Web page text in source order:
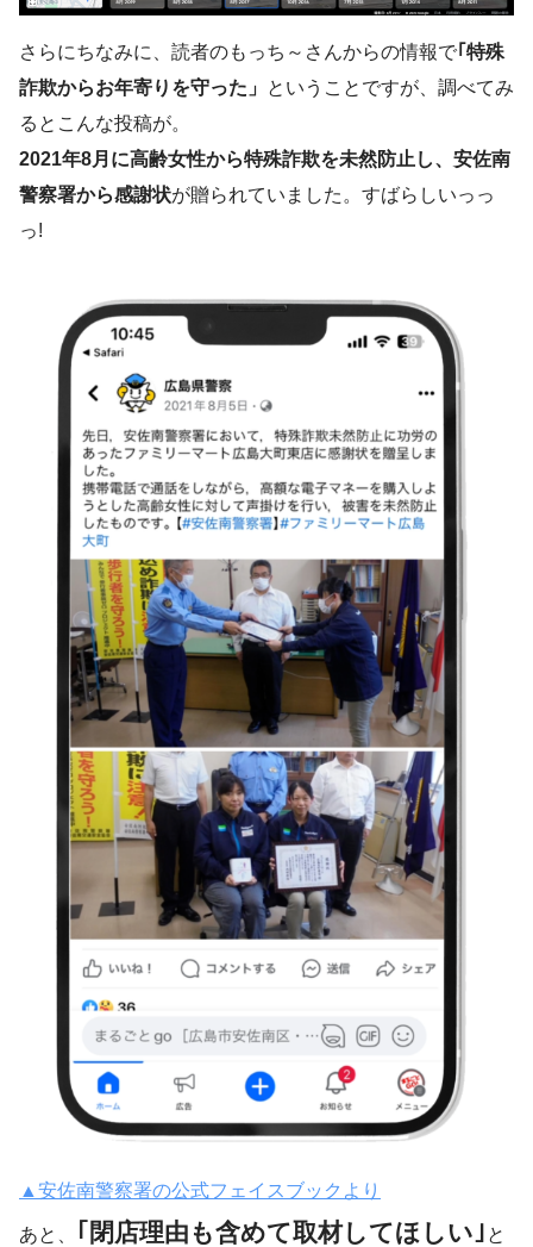
さらにちなみに、読者のもっち～さんからの情報で｢特殊
詐欺からお年寄りを守った」 ということですが、調べてみ
るとこんな投稿が。
2021年8月に高齢女性から特殊詐欺を未然防止し、安佐南
警察署から感謝状が贈られていました。すばらしいっっ
っ!
▲安佐南警察署の公式フェイスブックより
あと、 ｢閉店理由も含めて取材してほしい｣ と